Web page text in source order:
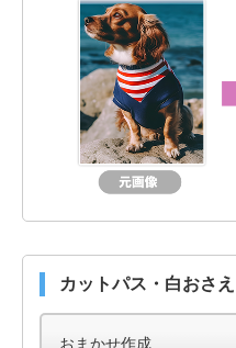
カットパス・白おさえ